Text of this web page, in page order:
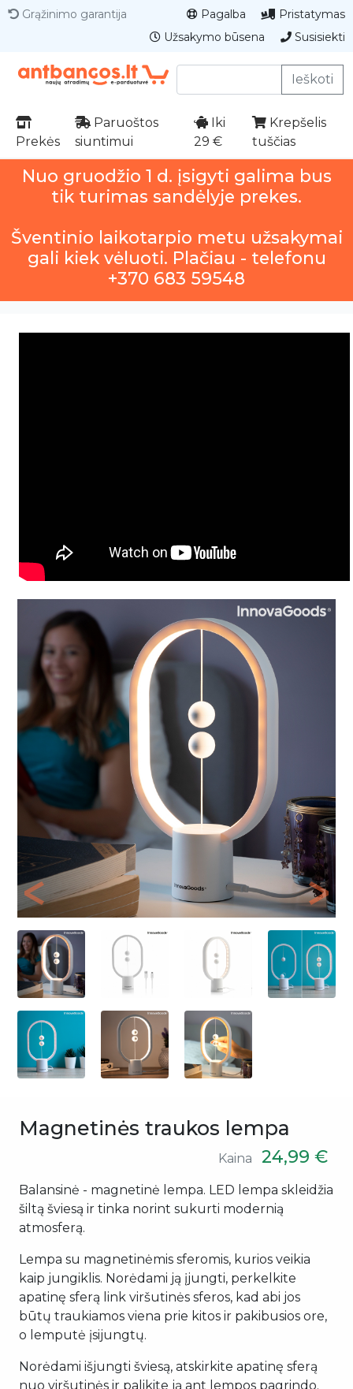
Grąžinimo garantija Pagalba
Pristatymas
Užsakymo būsena
Susisiekti
Ieškoti
Prekės
Paruoštos
siuntimui
Iki
29 €
Krepšelis
tuščias
Nuo gruodžio 1 d. įsigyti galima bus
tik turimas sandėlyje prekes.
Šventinio laikotarpio metu užsakymai
gali kiek vėluoti. Plačiau - telefonu
+370 683 59548
Previous Next
Magnetinės traukos lempa
Kaina 24,99 €
Balansinė - magnetinė lempa. LED lempa skleidžia
šiltą šviesą ir tinka norint sukurti modernią
atmosferą.
Lempa su magnetinėmis sferomis, kurios veikia
kaip jungiklis. Norėdami ją įjungti, perkelkite
apatinę sferą link viršutinės sferos, kad abi jos
būtų traukiamos viena prie kitos ir pakibusios ore,
o lemputė įsijungtų.
Norėdami išjungti šviesą, atskirkite apatinę sferą
nuo viršutinės ir palikite ją ant lempos pagrindo.